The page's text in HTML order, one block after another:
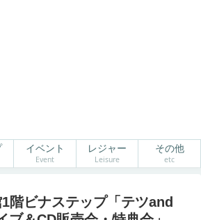
イベント
Event
レジャー
Leisure
その他
etc
1階ビナステップ「テツand